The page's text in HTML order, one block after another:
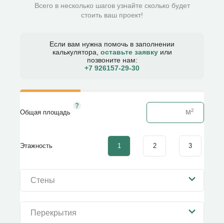
Всего в несколько шагов узнайте сколько будет
стоить ваш проект!
Если вам нужна помочь в заполнении
калькулятора, оставьте заявку или
позвоните нам:
+7 926157-29-30​
Общая площадь
Этажность 1 2 3
Стены
Перекрытия